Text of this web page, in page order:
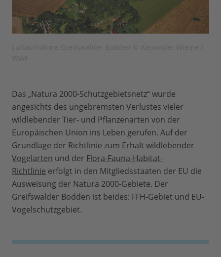
Das „Natura 2000-Schutzgebietsnetz“ wurde
angesichts des ungebremsten Verlustes vieler
wildlebender Tier- und Pflanzenarten von der
Europäischen Union ins Leben gerufen. Auf der
Grundlage der Richtlinie zum Erhalt wildlebender
Vogelarten und der Flora-Fauna-Habitat-
Richtlinie erfolgt in den Mitgliedsstaaten der EU die
Ausweisung der Natura 2000-Gebiete. Der
Greifswalder Bodden ist beides: FFH-Gebiet und EU-
Vogelschutzgebiet.